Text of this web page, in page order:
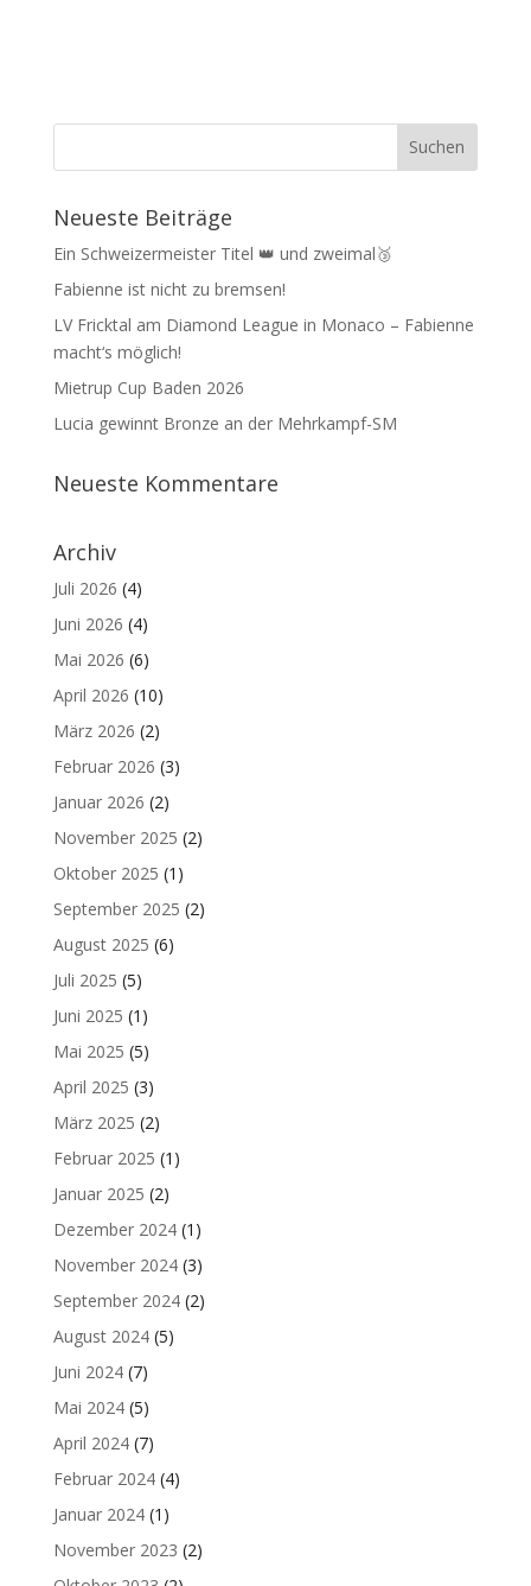
Neueste Beiträge
Ein Schweizermeister Titel 👑 und zweimal🥉
Fabienne ist nicht zu bremsen!
LV Fricktal am Diamond League in Monaco – Fabienne
macht‘s möglich!
Mietrup Cup Baden 2026
Lucia gewinnt Bronze an der Mehrkampf-SM
Neueste Kommentare
Archiv
Juli 2026 (4)
Juni 2026 (4)
Mai 2026 (6)
April 2026 (10)
März 2026 (2)
Februar 2026 (3)
Januar 2026 (2)
November 2025 (2)
Oktober 2025 (1)
September 2025 (2)
August 2025 (6)
Juli 2025 (5)
Juni 2025 (1)
Mai 2025 (5)
April 2025 (3)
März 2025 (2)
Februar 2025 (1)
Januar 2025 (2)
Dezember 2024(1)
November 2024(3)
September 2024(2)
August 2024(5)
Juni 2024(7)
Mai 2024(5)
April 2024(7)
Februar 2024(4)
Januar 2024(1)
November 2023 (2)